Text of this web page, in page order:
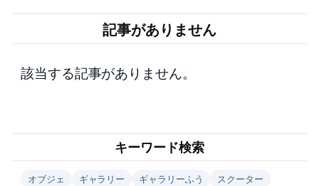
記事がありません
該当する記事がありません。
キーワード検索
オブジェ ギャラリー ギャラリーふう
スクーター